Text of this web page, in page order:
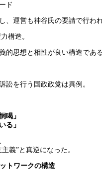
ド
、運営も神谷氏の要請で行わ
構造。
的思想と相性が良い構造である
訟を行う国政政党は異例。
喝」
る」
義”と真逆になった。
トワークの構造